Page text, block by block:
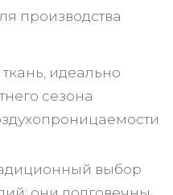
производства
идеально
сезона
выбор